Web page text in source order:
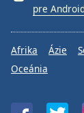
pre
Afrika Ázie
Oceánia